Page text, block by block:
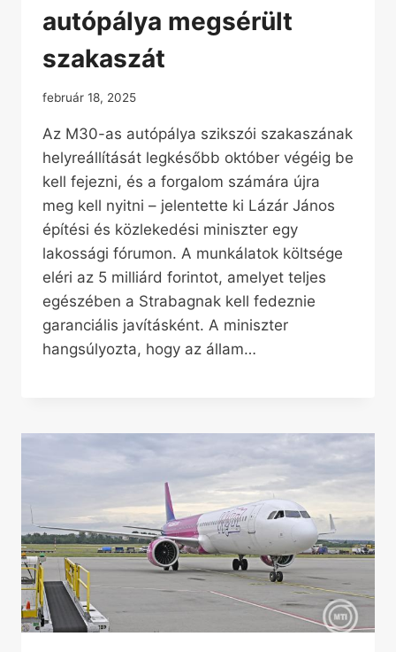
autópálya megsérült
szakaszát
február 18, 2025
Az M30-as autópálya szikszói szakaszának
helyreállítását legkésőbb október végéig be
kell fejezni, és a forgalom számára újra
meg kell nyitni – jelentette ki Lázár János
építési és közlekedési miniszter egy
lakossági fórumon. A munkálatok költsége
eléri az 5 milliárd forintot, amelyet teljes
egészében a Strabagnak kell fedeznie
garanciális javításként. A miniszter
hangsúlyozta, hogy az állam…